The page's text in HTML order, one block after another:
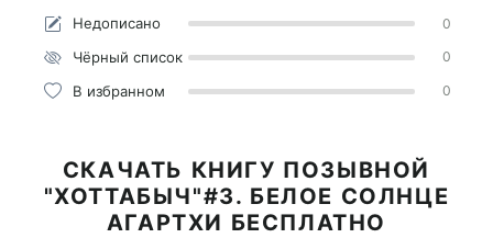
Недописано 0
Чёрный список 0
В избранном 0
СКАЧАТЬ КНИГУ ПОЗЫВНОЙ
"ХОТТАБЫЧ"#3. БЕЛОЕ СОЛНЦЕ
АГАРТХИ БЕСПЛАТНО